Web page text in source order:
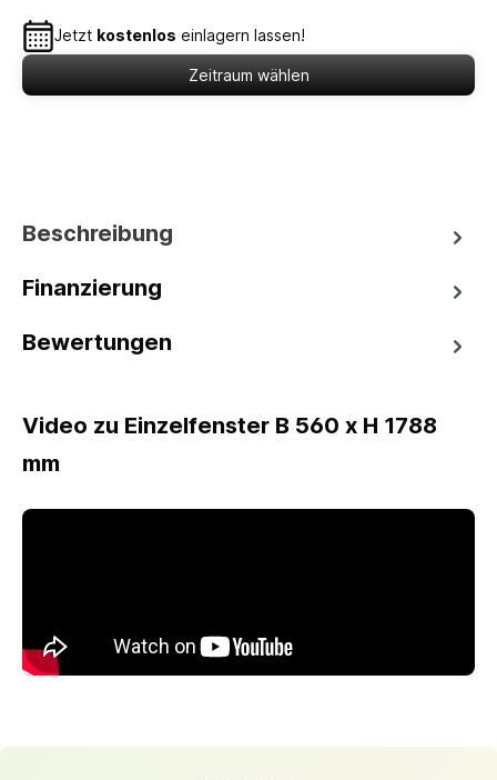
Jetzt kostenlos einlagern lassen!
Zeitraum wählen
Beschreibung
Finanzierung
Bewertungen
Video zu Einzelfenster B 560 x H 1788
mm